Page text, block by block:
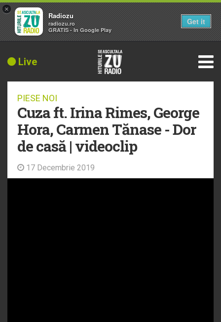
Live
PIESE NOI
Cuza ft. Irina Rimes, George
Hora, Carmen Tănase - Dor
de casă | videoclip
17 Decembrie 2019
×
Radiozu
radiozu.ro
GRATIS - In Google Play
Get it